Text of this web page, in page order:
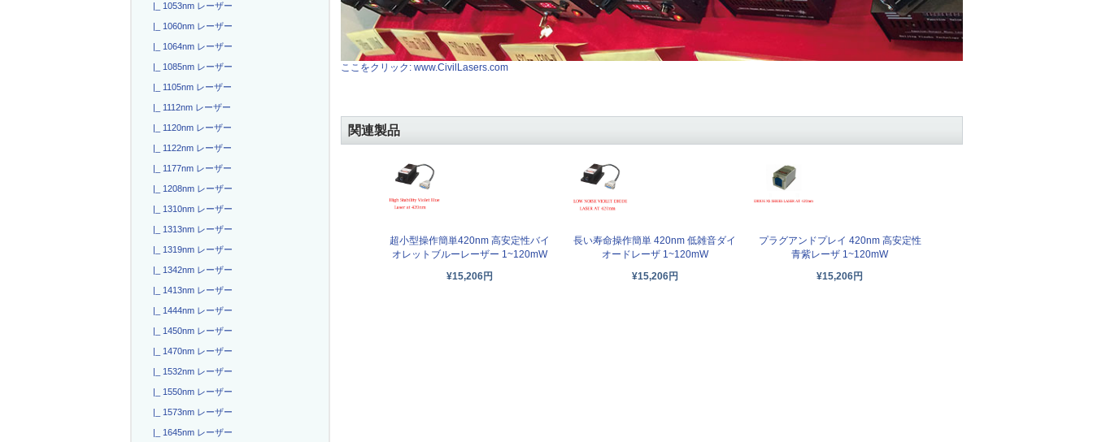
|_ 1053nm レーザー
|_ 1060nm レーザー
|_ 1064nm レーザー
|_ 1085nm レーザー
|_ 1105nm レーザー
|_ 1112nm レーザー
|_ 1120nm レーザー
|_ 1122nm レーザー
|_ 1177nm レーザー
|_ 1208nm レーザー
|_ 1310nm レーザー
|_ 1313nm レーザー
|_ 1319nm レーザー
|_ 1342nm レーザー
|_ 1413nm レーザー
|_ 1444nm レーザー
|_ 1450nm レーザー
|_ 1470nm レーザー
|_ 1532nm レーザー
|_ 1550nm レーザー
|_ 1573nm レーザー
|_ 1645nm レーザー
ここをクリック: www.CivilLasers.com
関連製品
超小型操作簡単420nm 高安定性バイ
オレットブルーレーザー 1~120mW
¥15,206円
長い寿命操作簡単 420nm 低雑音ダイ
オードレーザ 1~120mW
¥15,206円
プラグアンドプレイ 420nm 高安定性
青紫レーザ 1~120mW
¥15,206円